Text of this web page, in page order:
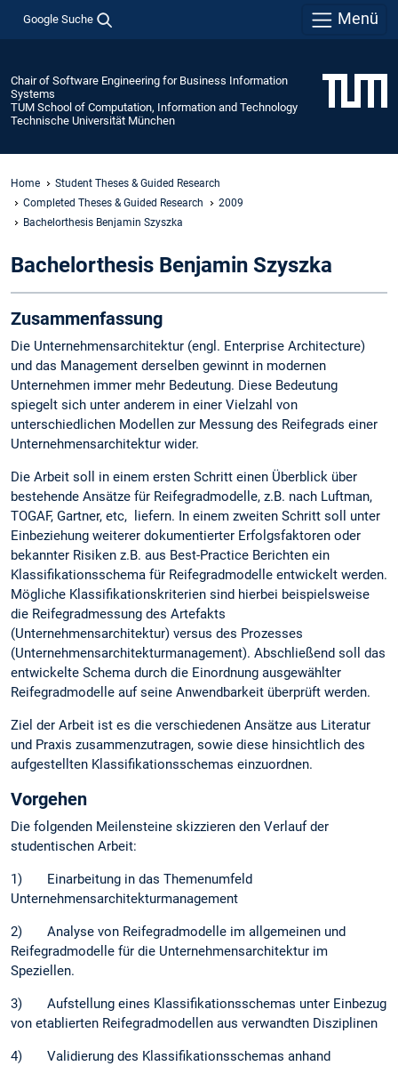
Google Suche Menü
Chair of Software Engineering for Business Information
Systems
TUM School of Computation, Information and Technology
Technische Universität München
Home
Student Theses & Guided Research
Completed Theses & Guided Research
2009
Bachelorthesis Benjamin Szyszka
Bachelorthesis Benjamin Szyszka
Zusammenfassung
Die Unternehmensarchitektur (engl. Enterprise Architecture)
und das Management derselben gewinnt in modernen
Unternehmen immer mehr Bedeutung. Diese Bedeutung
spiegelt sich unter anderem in einer Vielzahl von
unterschiedlichen Modellen zur Messung des Reifegrads einer
Unternehmensarchitektur wider.
Die Arbeit soll in einem ersten Schritt einen Überblick über
bestehende Ansätze für Reifegradmodelle, z.B. nach Luftman,
TOGAF, Gartner, etc, liefern. In einem zweiten Schritt soll unter
Einbeziehung weiterer dokumentierter Erfolgsfaktoren oder
bekannter Risiken z.B. aus Best-Practice Berichten ein
Klassifikationsschema für Reifegradmodelle entwickelt werden.
Mögliche Klassifikationskriterien sind hierbei beispielsweise
die Reifegradmessung des Artefakts
(Unternehmensarchitektur) versus des Prozesses
(Unternehmensarchitekturmanagement). Abschließend soll das
entwickelte Schema durch die Einordnung ausgewählter
Reifegradmodelle auf seine Anwendbarkeit überprüft werden.
Ziel der Arbeit ist es die verschiedenen Ansätze aus Literatur
und Praxis zusammenzutragen, sowie diese hinsichtlich des
aufgestellten Klassifikationsschemas einzuordnen.
Vorgehen
Die folgenden Meilensteine skizzieren den Verlauf der
studentischen Arbeit:
1) Einarbeitung in das Themenumfeld
Unternehmensarchitekturmanagement
2) Analyse von Reifegradmodelle im allgemeinen und
Reifegradmodelle für die Unternehmensarchitektur im
Speziellen.
3) Aufstellung eines Klassifikationsschemas unter Einbezug
von etablierten Reifegradmodellen aus verwandten Disziplinen
4) Validierung des Klassifikationsschemas anhand